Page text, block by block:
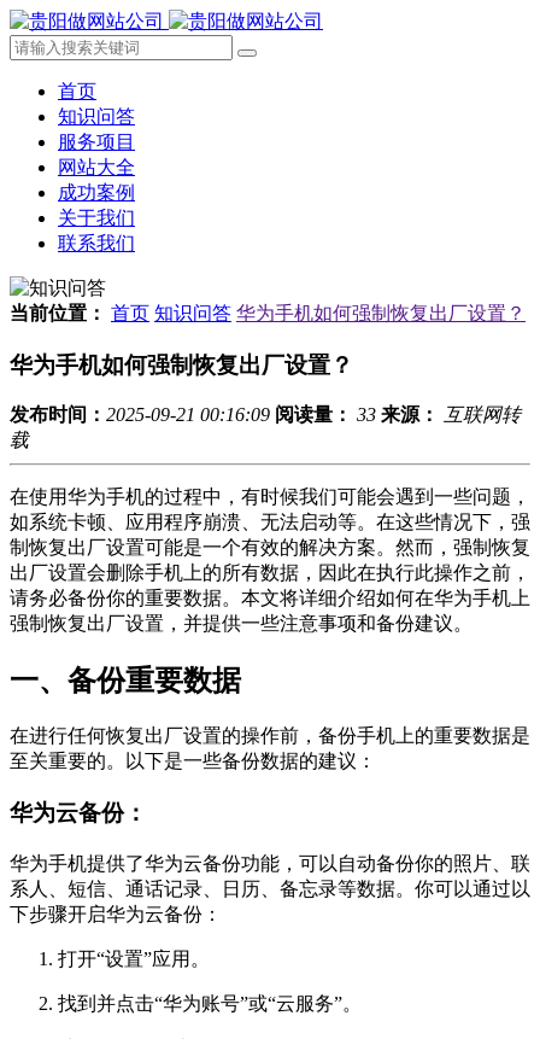
首页
知识问答
服务项目
网站大全
成功案例
关于我们
联系我们
当前位置： 首页 知识问答 华为手机如何强制恢复出厂设置？
华为手机如何强制恢复出厂设置？
发布时间： 2025-09-21 00:16:09 阅读量： 33 来源： 互联网转
载
在使用华为手机的过程中，有时候我们可能会遇到一些问题，
如系统卡顿、应用程序崩溃、无法启动等。在这些情况下，强
制恢复出厂设置可能是一个有效的解决方案。然而，强制恢复
出厂设置会删除手机上的所有数据，因此在执行此操作之前，
请务必备份你的重要数据。本文将详细介绍如何在华为手机上
强制恢复出厂设置，并提供一些注意事项和备份建议。
一、备份重要数据
在进行任何恢复出厂设置的操作前，备份手机上的重要数据是
至关重要的。以下是一些备份数据的建议：
华为云备份：
华为手机提供了华为云备份功能，可以自动备份你的照片、联
系人、短信、通话记录、日历、备忘录等数据。你可以通过以
下步骤开启华为云备份：
打开“设置”应用。
找到并点击“华为账号”或“云服务”。